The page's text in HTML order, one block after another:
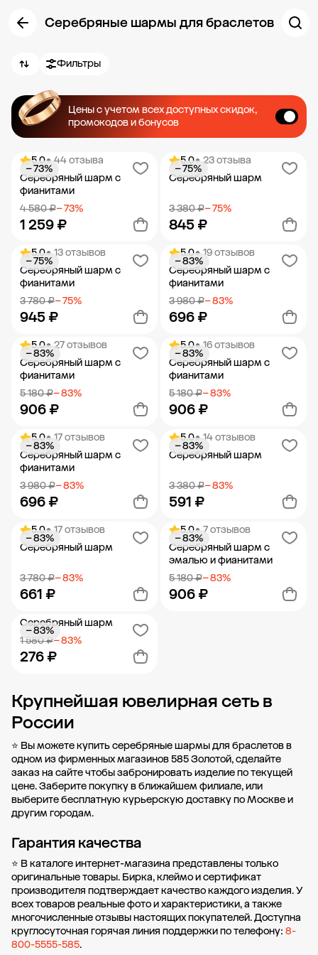
Серебряные шармы для браслетов
Фильтры
Цены с учетом всех доступных скидок,
промокодов и бонусов
5.0• 44 отзыва
Серебряный шарм с
фианитами
4 580 ₽− 73%
1 259 ₽
− 73%
Добавить в корзину
5.0• 23 отзыва
Серебряный шарм
3 380 ₽− 75%
845 ₽
− 75%
Добавить в корзину
5.0• 13 отзывов
Серебряный шарм с
фианитами
3 780 ₽− 75%
945 ₽
− 75%
Добавить в корзину
5.0• 19 отзывов
Серебряный шарм с
фианитами
3 980 ₽− 83%
696 ₽
− 83%
Добавить в корзину
5.0• 27 отзывов
Серебряный шарм с
фианитами
5 180 ₽− 83%
906 ₽
− 83%
Добавить в корзину
5.0• 16 отзывов
Серебряный шарм с
фианитами
5 180 ₽− 83%
906 ₽
− 83%
Добавить в корзину
5.0• 17 отзывов
Серебряный шарм с
фианитами
3 980 ₽− 83%
696 ₽
− 83%
Добавить в корзину
5.0• 14 отзывов
Серебряный шарм
3 380 ₽− 83%
591 ₽
− 83%
Добавить в корзину
5.0• 17 отзывов
Серебряный шарм
3 780 ₽− 83%
661 ₽
− 83%
Добавить в корзину
5.0• 7 отзывов
Серебряный шарм с
эмалью и фианитами
5 180 ₽− 83%
906 ₽
− 83%
Серебряный шарм
1 580 ₽− 83%
276 ₽
− 83%
Добавить в корзину
Крупнейшая ювелирная сеть в
России
⭐ Вы можете купить серебряные шармы для браслетов в
одном из фирменных магазинов 585 Золотой, сделайте
заказ на сайте чтобы забронировать изделие по текущей
цене. Заберите покупку вближайшем филиале, или
выберите бесплатную курьерскую доставку по Москве и
другим городам.
Гарантия качества
⭐ В каталоге интернет-магазина представлены только
оригинальные товары. Бирка, клеймо и сертификат
производителя подтверждает качество каждого изделия. У
всех товаров реальные фото и характеристики, а также
многочисленные отзывы настоящих покупателей. Доступна
круглосуточная горячая линия поддержки по телефону: 8-
800-5555-585.